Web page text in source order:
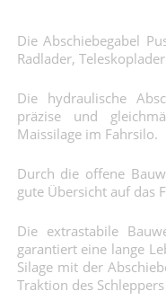
Die Abschiebegabel
Radlader,
Die hydraulische
präzise und
Maissilage im Fahrsilo.
Durch die offene
gute Übersicht auf das
Die extrastabile
garantiert eine lange
Silage mit der
Traktion des